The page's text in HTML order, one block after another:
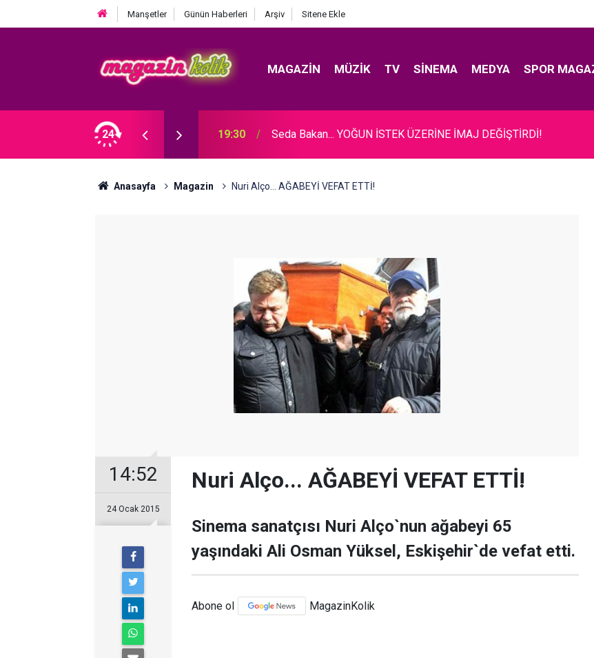
Manşetler Günün Haberleri Arşiv Sitene Ekle
MAGAZIN MÜZIK TV SINEMA MEDYA SPOR
24
ALMANYA ÇEKİMLERİNDEN İLK
19:30 Seda Bakan... YOĞUN İSTEK ÜZERİNE İMAJ DEĞİŞTİRDİ!
Anasayfa Magazin Nuri Alço... AĞABEYİ VEFAT ETTİ!
14:52
24 Ocak 2015
Nuri Alço... AĞABEYİ VEFAT ETTİ!
Sinema sanatçısı Nuri Alço`nun ağabeyi 65
yaşındaki Ali Osman Yüksel, Eskişehir`de vefat etti.
Abone ol MagazinKolik